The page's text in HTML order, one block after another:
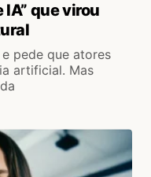
que virou
pede que atores
artificial. Mas